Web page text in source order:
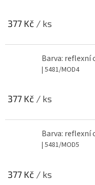
377 Kč / ks
Barva: reflexní
| 5481/MOD4
377 Kč / ks
Barva: reflexní
| 5481/MOD5
377 Kč / ks